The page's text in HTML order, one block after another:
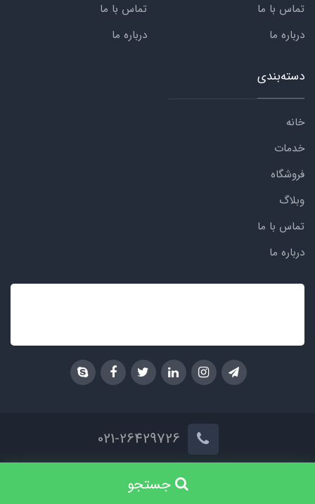
جستجو
تماس با ما
درباره ما
تماس با ما
درباره ما
دسته‌بندی
خانه
خدمات
فروشگاه
وبلاگ
تماس با ما
درباره ما
ساخت سایت توسط